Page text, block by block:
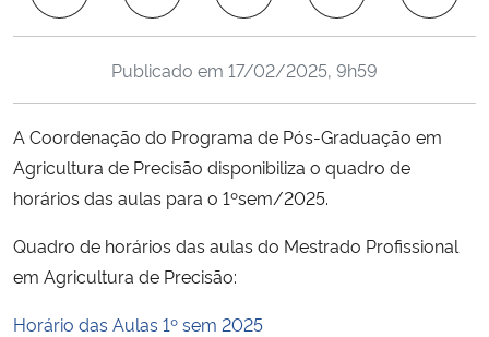
Ministério da Educação
Ministério da Cidadania
Ministério de Minas e Energia
Ministério da Ciência, Tecnologia, Inovações e Comunicações
Publicado em 17/02/2025, 9h59
A Coordenação do Programa de Pós-Graduação em
Agricultura de Precisão disponibiliza o quadro de
horários das aulas para o 1ºsem/2025.
Quadro de horários das aulas do Mestrado Profissional
em Agricultura de Precisão:
Horário das Aulas 1º sem 2025